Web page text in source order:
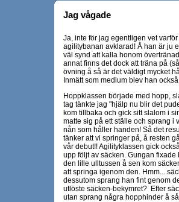
Jag vågade
Ja, inte för jag egentligen vet
agilitybanan avklarad! Å han är ju
väl synd att kalla honom
annat finns det dock att träna på
övning å så är det väldigt mycket
Inmätt som medium blev han
Hoppklassen började med hopp,
tag tänkte jag "hjälp nu blir det
kom tillbaka och gick sitt slalom i
matte sig på ett ställe och sprang i
nån som håller handen! Så det
tänker att vi springer på, å resten
vår debut!! Agilityklassen gick
upp följt av säcken. Gungan
den lille ulltussen å sen kom
att springa igenom den.
dessutom sprang han fint genom
utlöste säcken-bekymret? Efter
utan sprang några hopphinder å